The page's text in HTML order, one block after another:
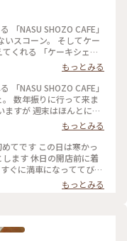
「NASU SHOZO CAFE」
スコーン。 そしてケー
くれる 「ケーキシェス
モンのレアチーズケー
食感。 ベリージャムと固
合い かぼちゃプリンも
さんの空気感や 那須
ゆるりと過ごせる 唯一
した。 #ちいさな列車旅
ウカフェ #木漏れ日のカ
もっとみる
「NASU SHOZO CAFE」
数年振りに行って来ま
ますが 週末はほんとに混
ずっと諦めていました。
けたので それほど待た
気になっていた ワイン
コーヒーを 那須の自然
に ゆるりと美味しい
#ナスショウゾウカフェ
ェ#ちいさな列車旅
もっとみる
ます 休日の開店前に着
ぐに満車になっててびっ
チセット かぼちゃプリ
けど写真忘れました…ち
もっとみる